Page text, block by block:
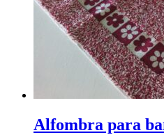
Alfombra para